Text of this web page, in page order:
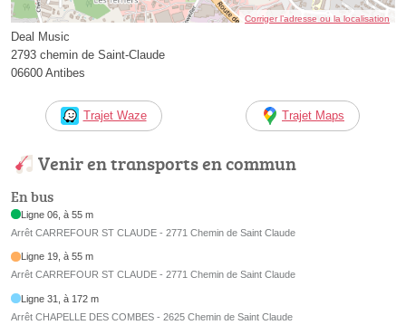
Corriger l’adresse ou la localisation
Deal Music
2793 chemin de Saint-Claude
06600 Antibes
Trajet Waze Trajet Maps
Venir en transports en commun
En bus
Ligne 06, à 55 m
Arrêt CARREFOUR ST CLAUDE - 2771 Chemin de Saint Claude
Ligne 19, à 55 m
Arrêt CARREFOUR ST CLAUDE - 2771 Chemin de Saint Claude
Ligne 31, à 172 m
Arrêt CHAPELLE DES COMBES - 2625 Chemin de Saint Claude